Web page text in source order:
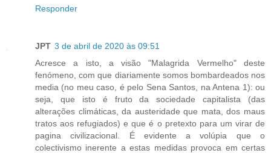
Responder
JPT 3 de abril de 2020 às 09:51
Acresce a isto, a visão "Malagrida Vermelho" deste
fenómeno, com que diariamente somos bombardeados nos
media (no meu caso, é pelo Sena Santos, na Antena 1): ou
seja, que isto é fruto da sociedade capitalista (das
alterações climáticas, da austeridade que mata, dos maus
tratos aos refugiados) e que é o pretexto para um virar de
pagina civilizacional. É evidente a volúpia que o
colectivismo inerente a estas medidas provoca em certas